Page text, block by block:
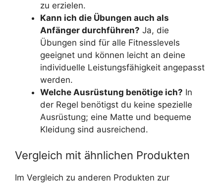
zu erzielen.
Kann ich die Übungen auch als
Anfänger durchführen? Ja, die
Übungen sind für alle Fitnesslevels
geeignet und können leicht an deine
individuelle Leistungsfähigkeit angepasst
werden.
Welche Ausrüstung benötige ich? In
der Regel benötigst du keine spezielle
Ausrüstung; eine Matte und bequeme
Kleidung sind ausreichend.
Vergleich mit ähnlichen Produkten
Im Vergleich zu anderen Produkten zur